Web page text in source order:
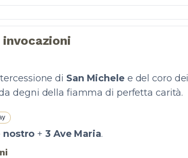
invocazioni
di San Michele e del coro dei
degni della fiamma di perfetta carità.
nostro +3 Ave Maria.